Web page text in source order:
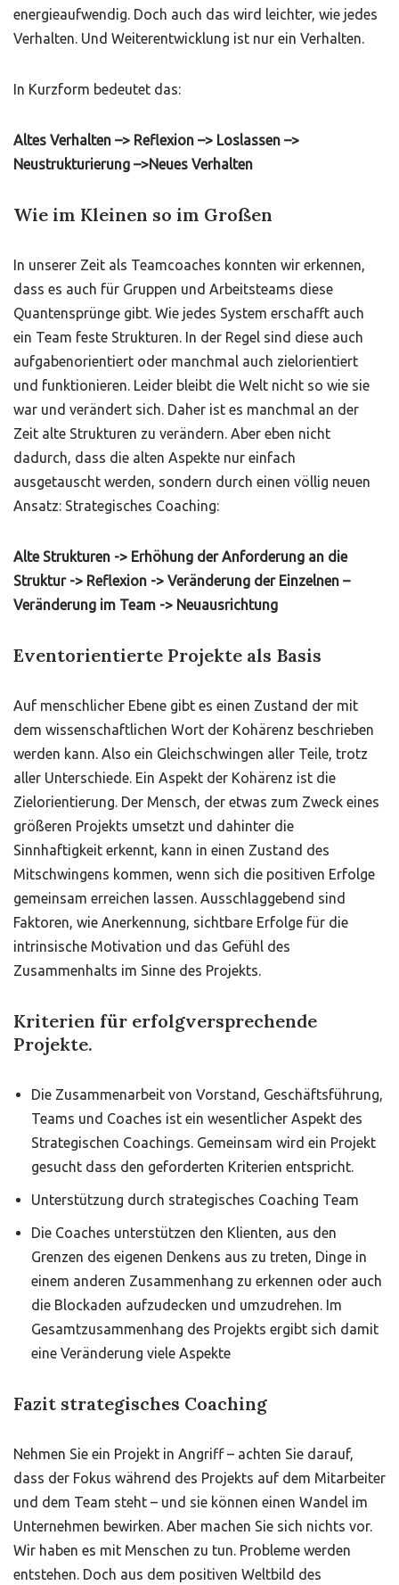
energieaufwendig. Doch auch das wird leichter, wie jedes
Verhalten. Und Weiterentwicklung ist nur ein Verhalten.
In Kurzform bedeutet das:
Altes Verhalten –> Reflexion –> Loslassen –>
Neustrukturierung –>Neues Verhalten
Wie im Kleinen so im Großen
In unserer Zeit als Teamcoaches konnten wir erkennen,
dass es auch für Gruppen und Arbeitsteams diese
Quantensprünge gibt. Wie jedes System erschafft auch
ein Team feste Strukturen. In der Regel sind diese auch
aufgabenorientiert oder manchmal auch zielorientiert
und funktionieren. Leider bleibt die Welt nicht so wie sie
war und verändert sich. Daher ist es manchmal an der
Zeit alte Strukturen zu verändern. Aber eben nicht
dadurch, dass die alten Aspekte nur einfach
ausgetauscht werden, sondern durch einen völlig neuen
Ansatz: Strategisches Coaching:
Alte Strukturen -> Erhöhung der Anforderung an die
Struktur -> Reflexion -> Veränderung der Einzelnen –
Veränderung im Team -> Neuausrichtung
Eventorientierte Projekte als Basis
Auf menschlicher Ebene gibt es einen Zustand der mit
dem wissenschaftlichen Wort der Kohärenz beschrieben
werden kann. Also ein Gleichschwingen aller Teile, trotz
aller Unterschiede. Ein Aspekt der Kohärenz ist die
Zielorientierung. Der Mensch, der etwas zum Zweck eines
größeren Projekts umsetzt und dahinter die
Sinnhaftigkeit erkennt, kann in einen Zustand des
Mitschwingens kommen, wenn sich die positiven Erfolge
gemeinsam erreichen lassen. Ausschlaggebend sind
Faktoren, wie Anerkennung, sichtbare Erfolge für die
intrinsische Motivation und das Gefühl des
Zusammenhalts im Sinne des Projekts.
Kriterien für erfolgversprechende
Projekte.
Die Zusammenarbeit von Vorstand, Geschäftsführung,
Teams und Coaches ist ein wesentlicher Aspekt des
Strategischen Coachings. Gemeinsam wird ein Projekt
gesucht dass den geforderten Kriterien entspricht.
Unterstützung durch strategisches Coaching Team
Die Coaches unterstützen den Klienten, aus den
Grenzen des eigenen Denkens aus zu treten, Dinge in
einem anderen Zusammenhang zu erkennen oder auch
die Blockaden aufzudecken und umzudrehen. Im
Gesamtzusammenhang des Projekts ergibt sich damit
eine Veränderung viele Aspekte
Fazit strategisches Coaching
Nehmen Sie ein Projekt in Angriff – achten Sie darauf,
dass der Fokus während des Projekts auf dem Mitarbeiter
und dem Team steht – und sie können einen Wandel im
Unternehmen bewirken. Aber machen Sie sich nichts vor.
Wir haben es mit Menschen zu tun. Probleme werden
entstehen. Doch aus dem positiven Weltbild des